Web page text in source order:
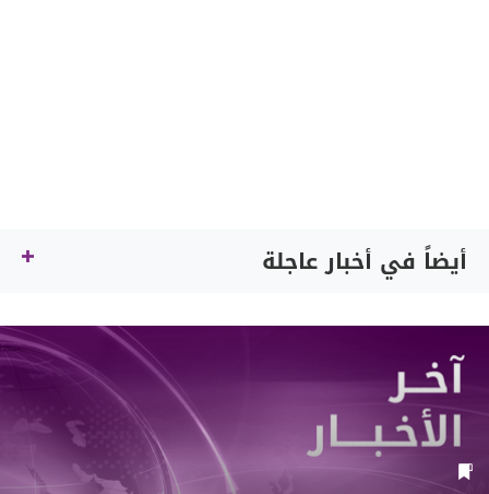
أيضاً في أخبار عاجلة